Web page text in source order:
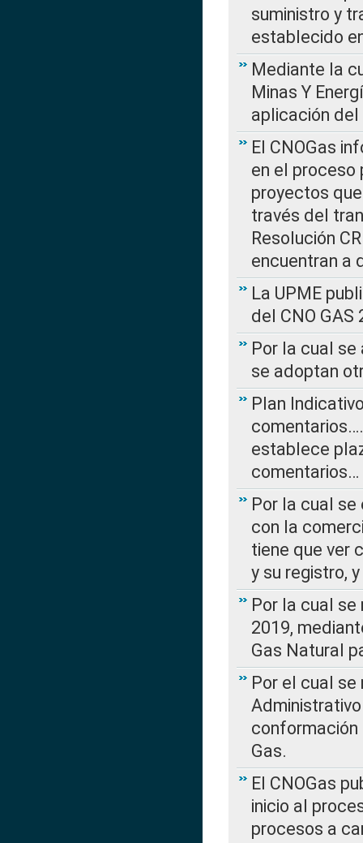
suministro y
establecido
Mediante la
Minas Y
aplicación
El CNOGas
en el proceso
proyectos
través del
Resolución
encuentran a
La UPME
del CNO
Por la cual
se adoptan
Plan
establece
comentarios…
Por la cual
con la
tiene que ver
y su registro,
Por la cual
2019,
Gas Natural
Por el cual
conformación
Gas.
El CNOGas
inicio al
procesos a